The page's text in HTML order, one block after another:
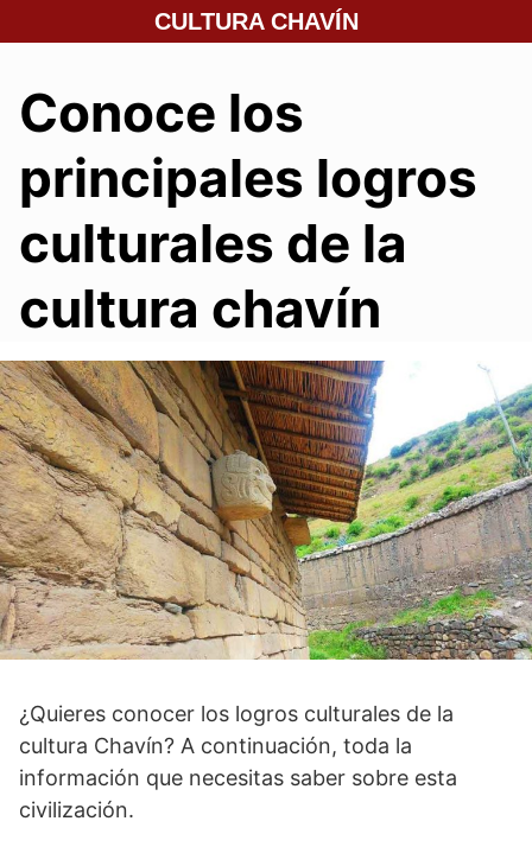
al
CULTURA CHAVÍN
Conoce los
principales logros
culturales de la
cultura chavín
¿Quieres conocer los logros culturales de la
cultura Chavín? A continuación, toda la
información que necesitas saber sobre esta
civilización.